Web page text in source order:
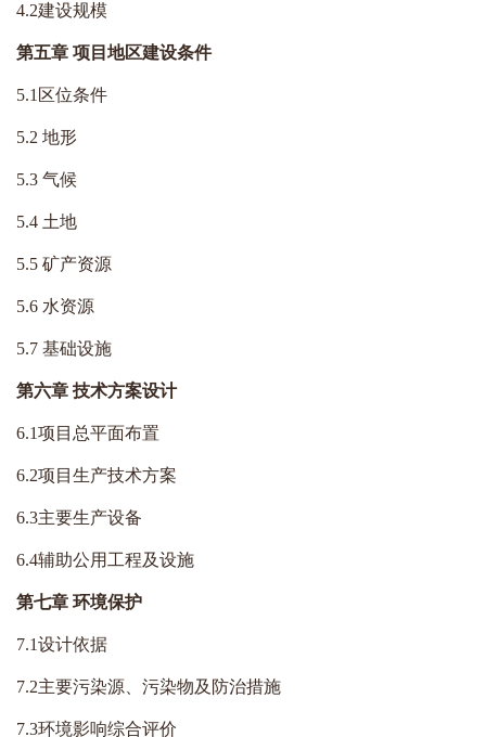
4.2建设规模
第五章 项目地区建设条件
5.1区位条件
5.2 地形
5.3 气候
5.4 土地
5.5 矿产资源
5.6 水资源
5.7 基础设施
第六章 技术方案设计
6.1项目总平面布置
6.2项目生产技术方案
6.3主要生产设备
6.4辅助公用工程及设施
第七章 环境保护
7.1设计依据
7.2主要污染源、污染物及防治措施
7.3环境影响综合评价